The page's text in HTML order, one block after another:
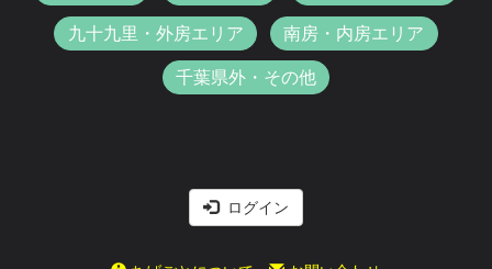
九十九里・外房エリア 南房・内房エリア
千葉県外・その他
ログイン